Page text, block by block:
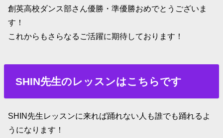
創英高校ダンス部さん優勝・準優勝おめでとうございま
す！
これからもさらなるご活躍に期待しております！
SHIN先生のレッスンはこちらです
SHIN先生レッスンに来れば踊れない人も誰でも踊れるよ
うになります！